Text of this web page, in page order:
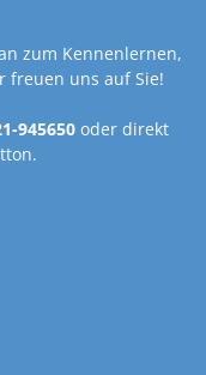
zum Kennenlernen,
freuen uns auf Sie!
945650oder direkt